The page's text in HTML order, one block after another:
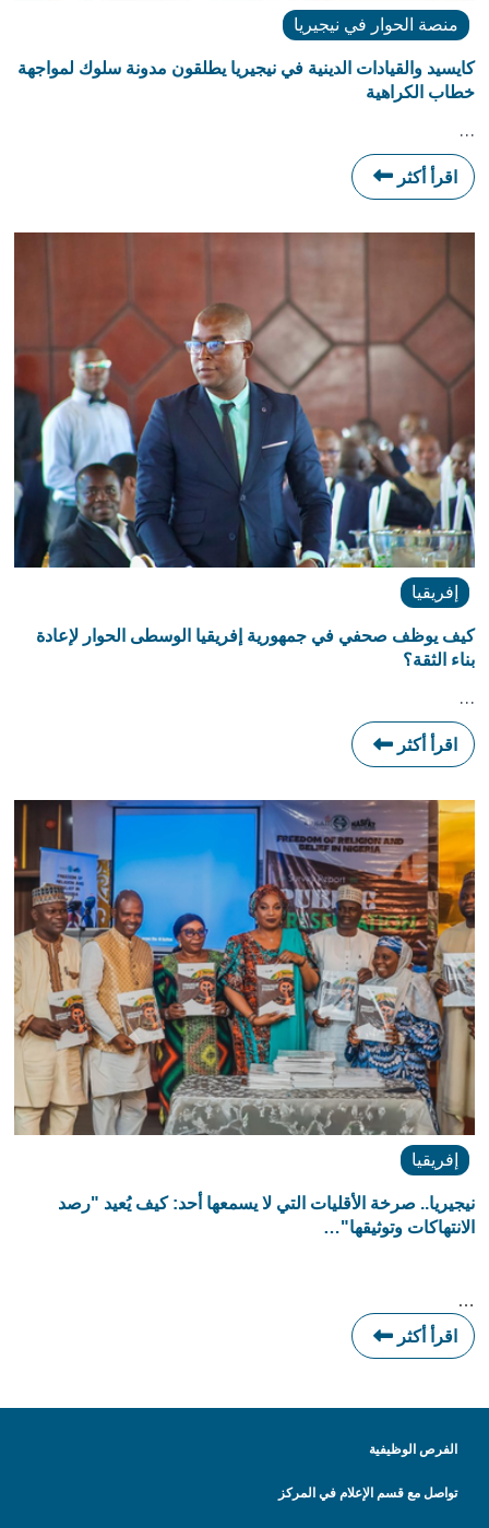
منصة الحوار في نيجيريا
كايسيد والقيادات الدينية في نيجيريا يطلقون مدونة سلوك لمواجهة
خطاب الكراهية
…
اقرأ أكثر
إفريقيا
كيف يوظف صحفي في جمهورية إفريقيا الوسطى الحوار لإعادة
بناء الثقة؟
…
اقرأ أكثر
إفريقيا
نيجيريا.. صرخة الأقليات التي لا يسمعها أحد: كيف يُعيد "رصد
الانتهاكات وتوثيقها"…
…
اقرأ أكثر
الفرص الوظيفية
تواصل مع قسم الإعلام في المركز